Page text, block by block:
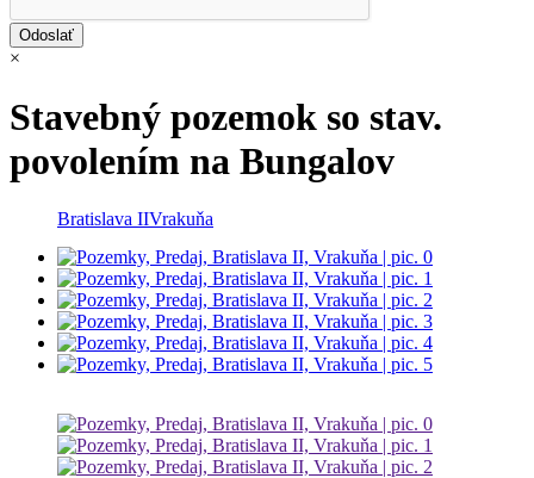
×
Stavebný pozemok so stav.
povolením na Bungalov
Bratislava IIVrakuňa